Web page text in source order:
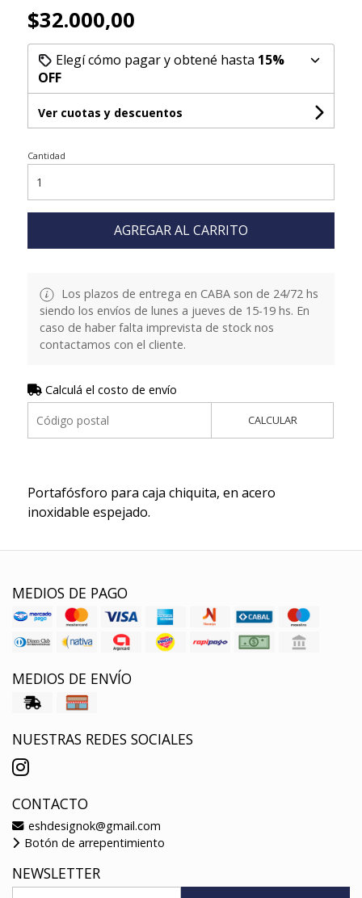
$32.000,00
Elegí cómo pagar y obtené hasta 15%
OFF
Ver cuotas y descuentos
Cantidad
AGREGAR AL CARRITO
Los plazos de entrega en CABA son de 24/72 hs
siendo los envíos de lunes a jueves de 15-19 hs. En
caso de haber falta imprevista de stock nos
contactamos con el cliente.
Calculá el costo de envío
CALCULAR
Portafósforo para caja chiquita, en acero
inoxidable espejado.
MEDIOS DE PAGO
MEDIOS DE ENVÍO
NUESTRAS REDES SOCIALES
CONTACTO
eshdesignok@gmail.com
Botón de arrepentimiento
NEWSLETTER